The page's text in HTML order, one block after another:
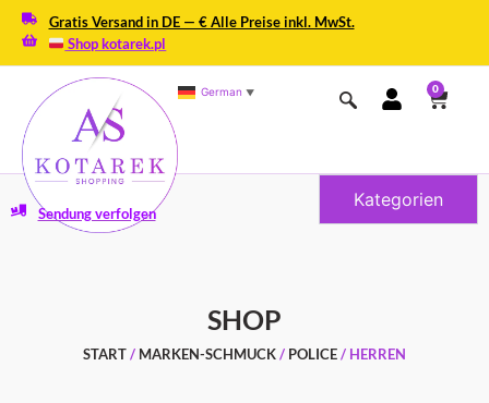
Gratis Versand in DE — € Alle Preise inkl. MwSt.
Shop kotarek.pl
German ▼ 0
Kategorien
Sendung verfolgen
SHOP
START/ MARKEN-SCHMUCK/ POLICE/ HERREN